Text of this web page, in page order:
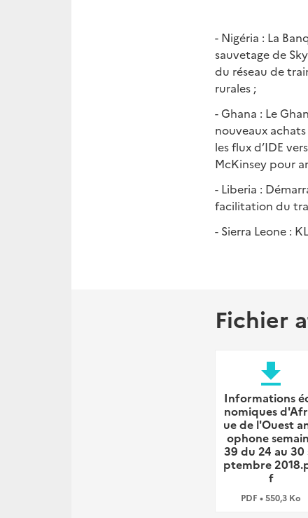
- Nigéria : La
sauvetage de
du réseau de
rurales ;
- Ghana : Le
nouveaux
les flux d’IDE
McKinsey pour
- Liberia :
facilitation du
- Sierra Leone :
Fichier
file_download
Informations
nomiques
ue de l'Ouest
ophone
39 du 24 au 30
ptembre
f
PDF • 550,3 Ko